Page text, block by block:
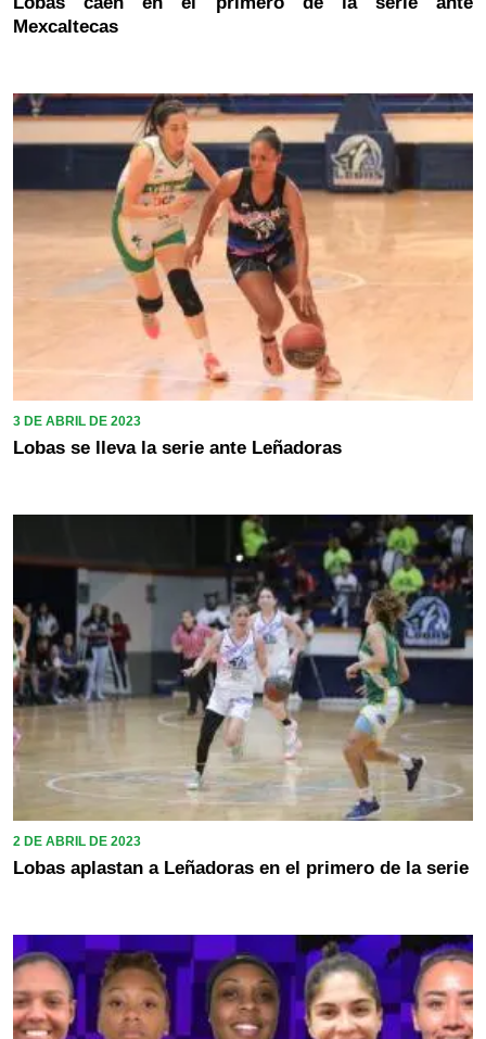
Mexcaltecas
3 DE ABRIL DE 2023
Lobas se lleva la serie ante Leñadoras
2 DE ABRIL DE 2023
Lobas aplastan a Leñadoras en el primero de la serie